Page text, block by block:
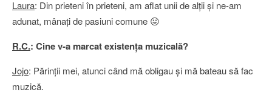
Laura: Din prieteni în prieteni, am aflat unii de alţii şi ne-am
adunat, mânaţi de pasiuni comune 😛
R.C.: Cine v-a marcat existenţa muzicală?
Jojo: Părinţii mei, atunci când mă obligau şi mă bateau să fac
muzică.